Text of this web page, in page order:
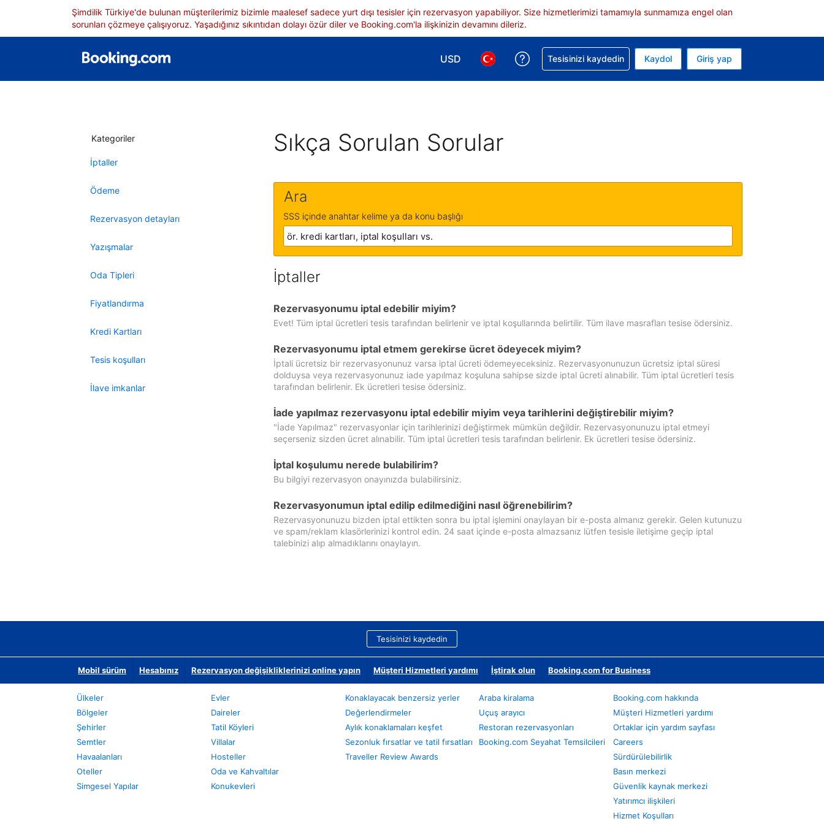
Şimdilik Türkiye'de bulunan müşterilerimiz bizimle maalesef sadece yurt dışı tesisler için rezervasyon yapabiliyor. Size hizmetlerimizi tamamıyla sunmamıza engel olan
sorunları çözmeye çalışıyoruz. Yaşadığınız sıkıntıdan dolayı özür diler ve Booking.com'la ilişkinizin devamını dileriz.
USD
Para birimi seçimi yap. Mevcut para biriminiz ABD doları
Dil seçimi yap. Mevcut diliniz Türkçe
Rezervasyonunuzla ilgili yardım alın
Tesisinizi kaydedin Kaydol Giriş yap
Kategoriler
İptaller
Ödeme
Rezervasyon detayları
Yazışmalar
Oda Tipleri
Fiyatlandırma
Kredi Kartları
Tesis koşulları
İlave imkanlar
Sıkça Sorulan Sorular
Ara
SSS içinde anahtar kelime ya da konu başlığı
İptaller
Rezervasyonumu iptal edebilir miyim?
Evet! Tüm iptal ücretleri tesis tarafından belirlenir ve iptal koşullarında belirtilir. Tüm ilave masrafları tesise ödersiniz.
Rezervasyonumu iptal etmem gerekirse ücret ödeyecek miyim?
İptali ücretsiz bir rezervasyonunuz varsa iptal ücreti ödemeyeceksiniz. Rezervasyonunuzun ücretsiz iptal süresi
dolduysa veya rezervasyonunuz iade yapılmaz koşuluna sahipse sizde iptal ücreti alınabilir. Tüm iptal ücretleri tesis
tarafından belirlenir. Ek ücretleri tesise ödersiniz.
İade yapılmaz rezervasyonu iptal edebilir miyim veya tarihlerini değiştirebilir miyim?
"İade Yapılmaz" rezervasyonlar için tarihlerinizi değiştirmek mümkün değildir. Rezervasyonunuzu iptal etmeyi
seçerseniz sizden ücret alınabilir. Tüm iptal ücretleri tesis tarafından belirlenir. Ek ücretleri tesise ödersiniz.
İptal koşulumu nerede bulabilirim?
Bu bilgiyi rezervasyon onayınızda bulabilirsiniz.
Rezervasyonumun iptal edilip edilmediğini nasıl öğrenebilirim?
Rezervasyonunuzu bizden iptal ettikten sonra bu iptal işlemini onaylayan bir e-posta almanız gerekir. Gelen kutunuzu
ve spam/reklam klasörlerinizi kontrol edin. 24 saat içinde e-posta almazsanız lütfen tesisle iletişime geçip iptal
talebinizi alıp almadıklarını onaylayın.
Tesisinizi kaydedin
Mobil sürüm Hesabınız Rezervasyon değişikliklerinizi online yapın Müşteri Hizmetleri yardımı İştirak olun Booking.com for Business
Ülkeler
Bölgeler
Şehirler
Semtler
Havaalanları
Oteller
Simgesel Yapılar
Evler
Daireler
Tatil Köyleri
Villalar
Hosteller
Oda ve Kahvaltılar
Konukevleri
Konaklayacak benzersiz yerler
Değerlendirmeler
Aylık konaklamaları keşfet
Sezonluk fırsatlar ve tatil fırsatları
Traveller Review Awards
Araba kiralama
Uçuş arayıcı
Restoran rezervasyonları
Booking.com Seyahat Temsilcileri
Booking.com hakkında
Müşteri Hizmetleri yardımı
Ortaklar için yardım sayfası
Careers
Sürdürülebilirlik
Basın merkezi
Güvenlik kaynak merkezi
Yatırımcı ilişkileri
Hizmet Koşulları